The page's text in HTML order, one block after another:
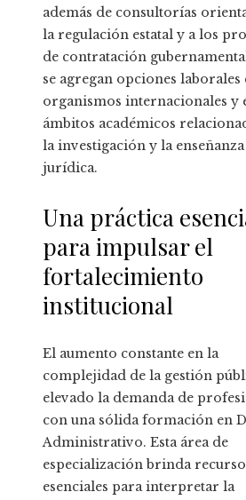
además de consultorías
la regulación estatal y a los
de contratación
se agregan opciones laborales
organismos internacionales y
ámbitos académicos
la investigación y la enseñanza
jurídica.
Una práctica
para impulsar el
fortalecimiento
institucional
El aumento constante en la
complejidad de la gestión
elevado la demanda de
con una sólida formación en
Administrativo. Esta área de
especialización brinda
esenciales para interpretar la